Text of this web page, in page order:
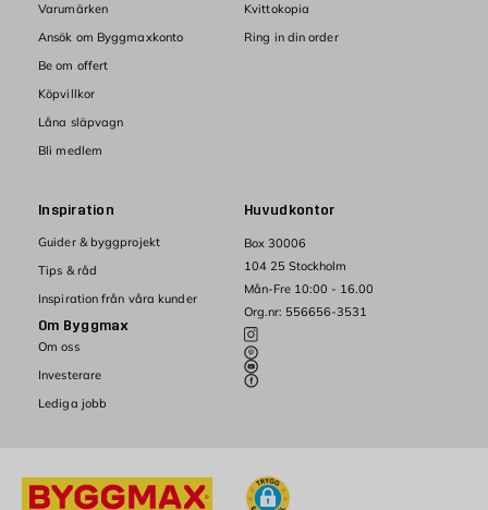
Huvudkontor
Box 30006
104 25 Stockholm
Mån-Fre 10:00 - 16.00
Org.nr: 556656-3531
Varumärken
Ansök om Byggmaxkonto
Be om offert
Köpvillkor
Låna släpvagn
Bli medlem
Kvittokopia
Ring in din order
Inspiration
Guider & byggprojekt
Tips & råd
Inspiration från våra kunder
Om Byggmax
Om oss
Investerare
Lediga jobb